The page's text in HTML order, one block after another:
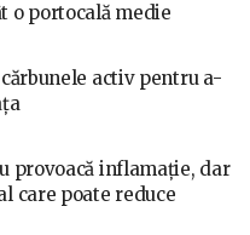
o portocală medie
activ pentru a-
provoacă inflamație, dar
care poate reduce